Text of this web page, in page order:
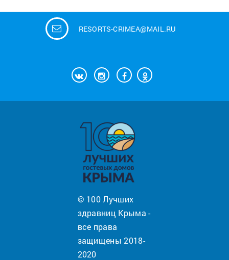
RESORTS-CRIMEA@MAIL.RU
© 100 Лучших
здравниц Крыма -
все права
защищены 2018-
2020